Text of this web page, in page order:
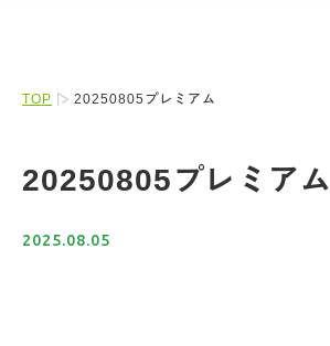
TOP 20250805プレミアム
20250805プレミアム
2025.08.05